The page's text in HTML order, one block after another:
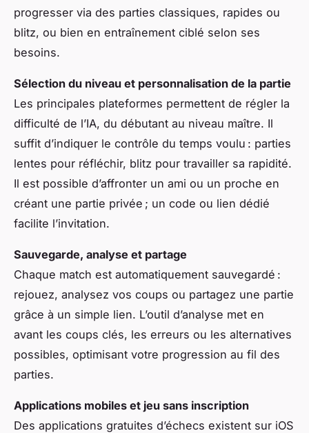
progresser via des parties classiques, rapides ou
blitz, ou bien en entraînement ciblé selon ses
besoins.
Sélection du niveau et personnalisation de la partie
Les principales plateformes permettent de régler la
difficulté de l’IA, du débutant au niveau maître. Il
suffit d’indiquer le contrôle du temps voulu : parties
lentes pour réfléchir, blitz pour travailler sa rapidité.
Il est possible d’affronter un ami ou un proche en
créant une partie privée ; un code ou lien dédié
facilite l’invitation.
Sauvegarde, analyse et partage
Chaque match est automatiquement sauvegardé :
rejouez, analysez vos coups ou partagez une partie
grâce à un simple lien. L’outil d’analyse met en
avant les coups clés, les erreurs ou les alternatives
possibles, optimisant votre progression au fil des
parties.
Applications mobiles et jeu sans inscription
Des applications gratuites d’échecs existent sur iOS